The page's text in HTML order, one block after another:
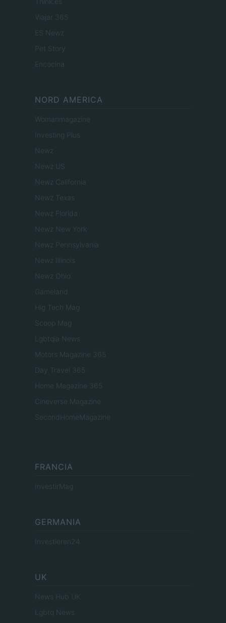
Viajar 365
ES Newz
Pet Story
Encocina
NORD AMERICA
Womanmagazine
Investing Plus
Newz
Newz US
Newz California
Newz Texas
Newz Florida
Newz New York
Newz Pennsylvania
Newz Illinois
Newz Ohio
Gameland
Hig Tech Mag
Scoop Mag
Lgbtqia News
Motors Magazine 365
Day Travel 365
Home Magazine 365
Cineverse Magazine
SecondHomeMagazine
FRANCIA
InvestirMag
GERMANIA
Investieren24
UK
News Hub UK
Lgbtq News